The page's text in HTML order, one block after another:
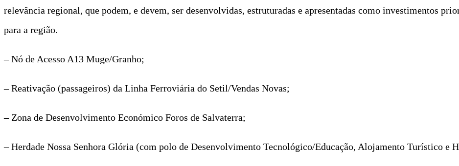
relevância regional, que podem, e devem, ser desenvolvidas, estruturadas e apresentadas como investimentos
para a região.
– Nó de Acesso A13 Muge/Granho;
– Reativação (passageiros) da Linha Ferroviária do Setil/Vendas Novas;
– Zona de Desenvolvimento Económico Foros de Salvaterra;
– Herdade Nossa Senhora Glória (com polo de Desenvolvimento Tecnológico/Educação, Alojamento Turístico e